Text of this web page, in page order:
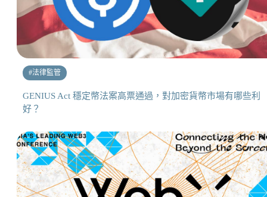
#法律監管
GENIUS Act 穩定幣法案高票通過，對加密貨幣市場有哪些利
好？